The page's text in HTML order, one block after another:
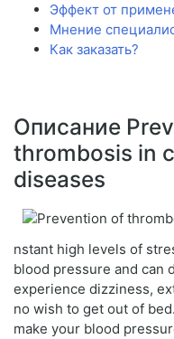
Эффект от
Мнение
Как заказать?
Описание
thrombosis in
diseases
nstant high levels of
blood pressure and can
experience dizziness,
no wish to get out of
make your blood